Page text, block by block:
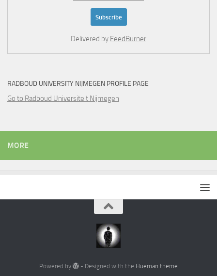
Delivered by FeedBurner
RADBOUD UNIVERSITY NIJMEGEN PROFILE PAGE
Go to Radboud Universiteit Nijmegen
MORE
Powered by - Designed with the Hueman theme